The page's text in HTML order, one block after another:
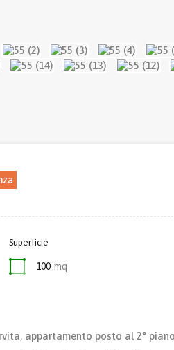
Superficie
100 mq
appartamento posto al 2°